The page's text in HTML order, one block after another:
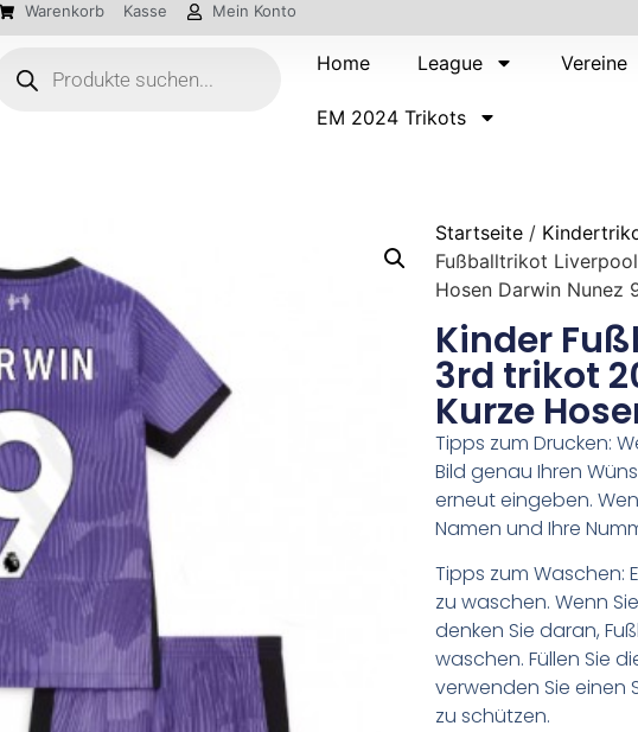
Warenkorb Kasse Mein Konto
Home League Vereine
EM 2024 Trikots
Startseite /
Fußballtrikot
Hosen Darwin Nunez
Kinder
3rd trikot
Kurze
Tipps zum Drucken:
Bild genau Ihren
erneut eingeben.
Namen und Ihre
Tipps zum Waschen:
zu waschen. Wenn
denken Sie daran,
waschen. Füllen Sie
verwenden Sie einen
zu schützen.